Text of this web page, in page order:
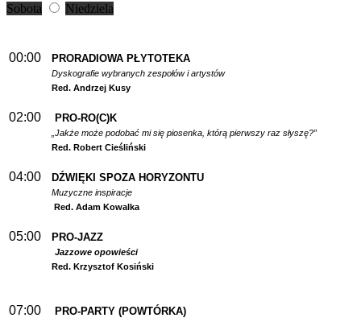
Sobota
Niedziela
00:00 PRORADIOWA PŁYTOTEKA
Dyskografie wybranych zespołów i artystów
Red. Andrzej Kusy
02:00 PRO-RO(C)K
„Jakże może podobać mi się piosenka, którą pierwszy raz słyszę?”
Red. Robert Cieśliński
04:00 DŹWIĘKI SPOZA HORYZONTU
Muzyczne inspiracje
Red. Adam Kowalka
05:00 PRO-JAZZ
Jazzowe opowieści
Red. Krzysztof Kosiński
07:00 PRO-PARTY (POWTÓRKA)